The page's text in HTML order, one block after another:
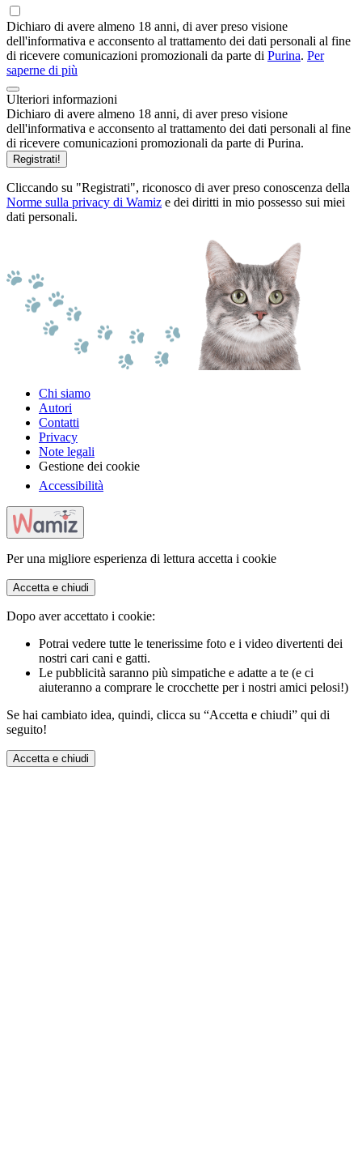
Dichiaro di avere almeno 18 anni, di aver preso visione
dell'informativa e acconsento al trattamento dei dati personali al fine
di ricevere comunicazioni promozionali da parte di Purina. Per
saperne di più
Ulteriori informazioni
Dichiaro di avere almeno 18 anni, di aver preso visione
dell'informativa e acconsento al trattamento dei dati personali al fine
di ricevere comunicazioni promozionali da parte di Purina.
Registrati!
Cliccando su "Registrati", riconosco di aver preso conoscenza della
Norme sulla privacy di Wamiz e dei diritti in mio possesso sui miei
dati personali.
Chi siamo
Autori
Contatti
Privacy
Note legali
Gestione dei cookie
Accessibilità
Per una migliore esperienza di lettura accetta i cookie
Accetta e chiudi
Dopo aver accettato i cookie:
Potrai vedere tutte le tenerissime foto e i video divertenti dei
nostri cari cani e gatti.
Le pubblicità saranno più simpatiche e adatte a te (e ci
aiuteranno a comprare le crocchette per i nostri amici pelosi!)
Se hai cambiato idea, quindi, clicca su “Accetta e chiudi” qui di
seguito!
Accetta e chiudi